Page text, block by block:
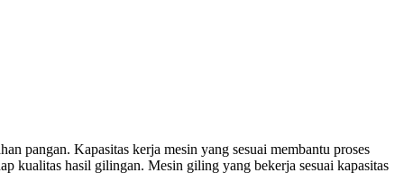
pangan. Kapasitas kerja mesin yang sesuai membantu proses
kualitas hasil gilingan. Mesin giling yang bekerja sesuai kapasitas